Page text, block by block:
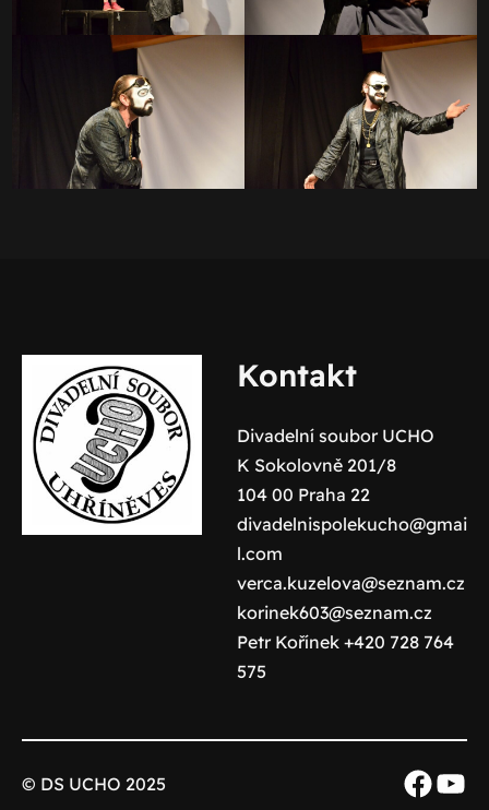
Kontakt
Divadelní soubor UCHO
K Sokolovně 201/8
104 00 Praha 22
divadelnispolekucho@gmai
l.com
verca.kuzelova@seznam.cz
korinek603@seznam.cz
Petr Kořínek +420 728 764
575
© DS UCHO 2025